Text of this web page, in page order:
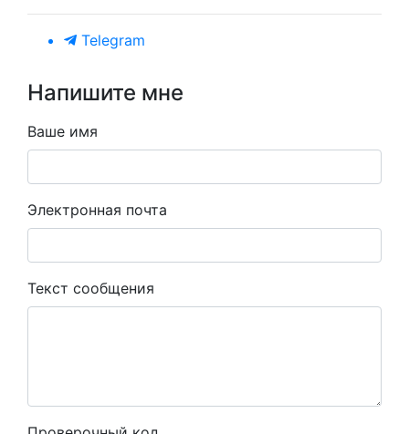
Telegram
Напишите мне
Ваше имя
Электронная почта
Текст сообщения